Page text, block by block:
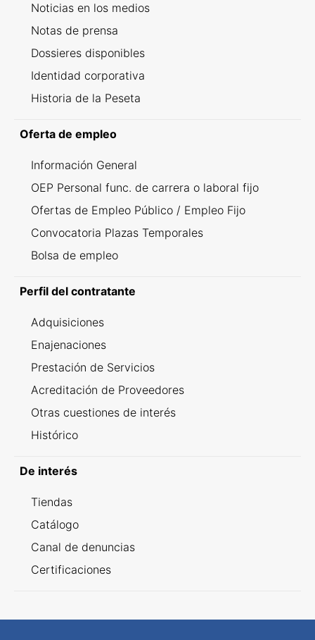
Noticias en los medios
Notas de prensa
Dossieres disponibles
Identidad corporativa
Historia de la Peseta
Oferta de empleo
Información General
OEP Personal func. de carrera o laboral fijo
Ofertas de Empleo Público / Empleo Fijo
Convocatoria Plazas Temporales
Bolsa de empleo
Perfil del contratante
Adquisiciones
Enajenaciones
Prestación de Servicios
Acreditación de Proveedores
Otras cuestiones de interés
Histórico
De interés
Tiendas
Catálogo
Canal de denuncias
Certificaciones